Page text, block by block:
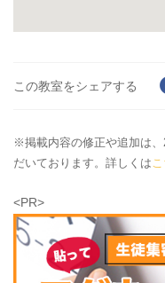
この教室をシェアする
※掲載内容の修正や追加は
だいております。詳しくは
<PR>